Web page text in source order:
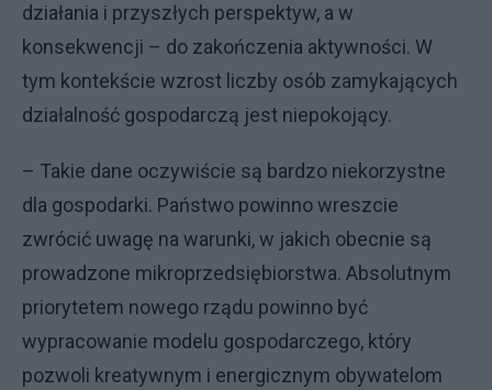
działania i przyszłych perspektyw, a w
konsekwencji – do zakończenia aktywności. W
tym kontekście wzrost liczby osób zamykających
działalność gospodarczą jest niepokojący.
– Takie dane oczywiście są bardzo niekorzystne
dla gospodarki. Państwo powinno wreszcie
zwrócić uwagę na warunki, w jakich obecnie są
prowadzone mikroprzedsiębiorstwa. Absolutnym
priorytetem nowego rządu powinno być
wypracowanie modelu gospodarczego, który
pozwoli kreatywnym i energicznym obywatelom